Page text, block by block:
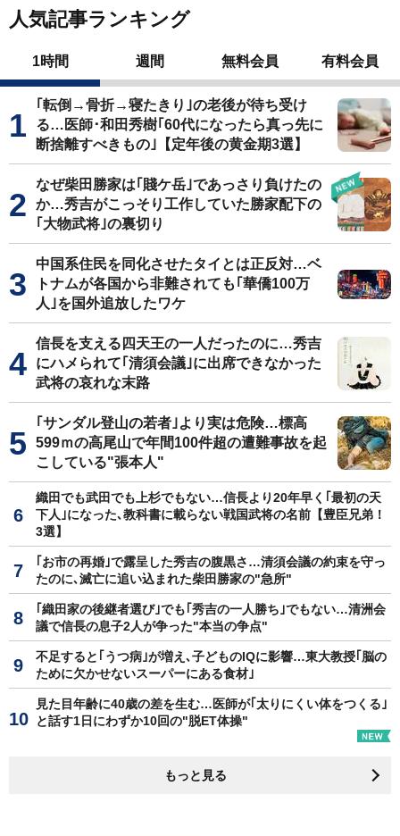
人気記事ランキング
1時間 週間 無料会員 有料会員
｢転倒→骨折→寝たきり｣の老後が待ち受け
る…医師･和田秀樹｢60代になったら真っ先に
断捨離すべきもの｣【定年後の黄金期3選】
なぜ柴田勝家は｢賤ケ岳｣であっさり負けたの
か…秀吉がこっそり工作していた勝家配下の
｢大物武将｣の裏切り
中国系住民を同化させたタイとは正反対…ベ
トナムが各国から非難されても｢華僑100万
人｣を国外追放したワケ
信長を支える四天王の一人だったのに…秀吉
にハメられて｢清須会議｣に出席できなかった
武将の哀れな末路
｢サンダル登山の若者｣より実は危険…標高
599ｍの高尾山で年間100件超の遭難事故を起
こしている"張本人"
織田でも武田でも上杉でもない…信長より20年早く｢最初の天
下人｣になった､教科書に載らない戦国武将の名前【豊臣兄弟！
3選】
｢お市の再婚｣で露呈した秀吉の腹黒さ…清須会議の約束を守っ
たのに､滅亡に追い込まれた柴田勝家の"急所"
｢織田家の後継者選び｣でも｢秀吉の一人勝ち｣でもない…清洲会
議で信長の息子2人が争った"本当の争点"
不足すると｢うつ病｣が増え､子どものIQに影響…東大教授｢脳の
ために欠かせないスーパーにある食材｣
見た目年齢に40歳の差を生む…医師が｢太りにくい体をつくる｣
と話す1日にわずか10回の"脱ET体操"
もっと見る